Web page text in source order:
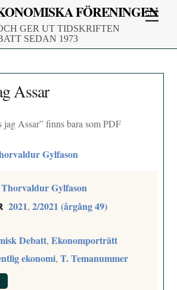
FÖRENINGEN
GER UT TIDSKRIFTEN
SEDAN 1973
Assar
Assar” finns bara som PDF
Gylfason
Thorvaldur Gylfason
2021,2/2021 (årgång 49)
Debatt,Ekonomporträtt
ekonomi,T. Temanummer